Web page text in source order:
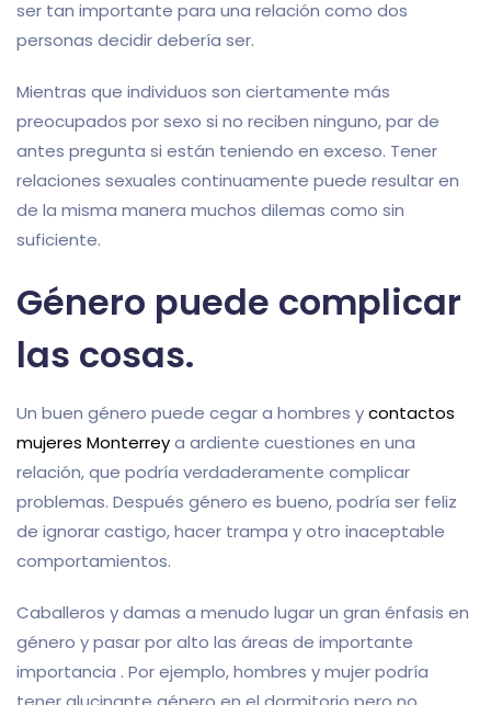
ser tan importante para una relación como dos
personas decidir debería ser.
Mientras que individuos son ciertamente más
preocupados por sexo si no reciben ninguno, par de
antes pregunta si están teniendo en exceso. Tener
relaciones sexuales continuamente puede resultar en
de la misma manera muchos dilemas como sin
suficiente.
Género puede complicar
las cosas.
Un buen género puede cegar a hombres ycontactos
mujeres Monterreya ardiente cuestiones en una
relación, que podría verdaderamente complicar
problemas. Después género es bueno, podría ser feliz
de ignorar castigo, hacer trampa y otro inaceptable
comportamientos.
Caballeros y damas a menudo lugar un gran énfasis en
género y pasar por alto las áreas de importante
importancia . Por ejemplo, hombres y mujer podría